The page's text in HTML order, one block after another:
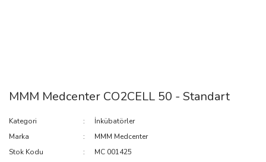
MMM Medcenter CO2CELL 50 - Standart
Kategori
İnkübatörler
Marka
MMM Medcenter
Stok Kodu
MC 001425